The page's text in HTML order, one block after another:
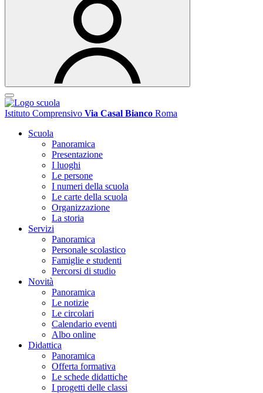
Istituto Comprensivo Via Casal Bianco Roma
Scuola
Panoramica
Presentazione
I luoghi
Le persone
I numeri della scuola
Le carte della scuola
Organizzazione
La storia
Servizi
Panoramica
Personale scolastico
Famiglie e studenti
Percorsi di studio
Novità
Panoramica
Le notizie
Le circolari
Calendario eventi
Albo online
Didattica
Panoramica
Offerta formativa
Le schede didattiche
I progetti delle classi